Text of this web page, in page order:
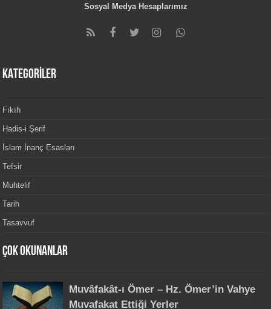
Sosyal Medya Hesaplarımız
KATEGORİLER
Fıkıh
Hadis-i Şerif
İslam İnanç Esasları
Tefsir
Muhtelif
Tarih
Tasavvuf
Çok Okunanlar
Muvâfakât-ı Ömer – Hz. Ömer’in Vahye
Muvafakat Ettiği Yerler